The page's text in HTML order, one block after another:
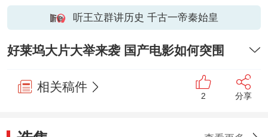
听王立群讲历史 千古一帝秦始皇
好莱坞大片大举来袭 国产电影如何突围
相关稿件
2 分享